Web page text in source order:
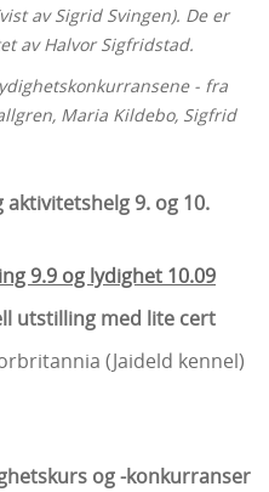
av Sigrid Svingen). De er
av Halvor Sigfridstad.
- fra
Maria Kildebo, Sigfrid
9. og 10.
9.9 og lydighet 10.09
utstilling med lite cert
(Jaideld kennel)
og -konkurranser